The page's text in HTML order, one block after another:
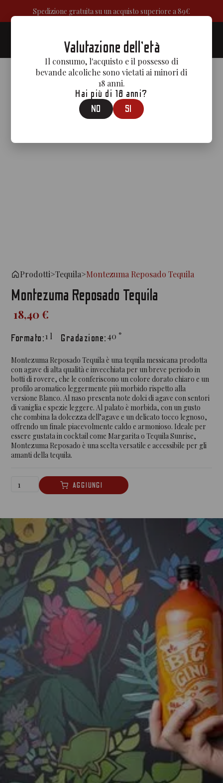
Spedizione gratuita su un acquisto superiore a 89€
Valutazione dell'età
Il consumo, l'acquisto e il possesso di
bevande alcoliche sono vietati ai minori di
18 anni.
Hai più di 18 anni?
NO
SI
Prodotti>Tequila>Montezuma Reposado Tequila
Montezuma Reposado Tequila
18,40 €
Formato:1 l Gradazione:40 °
Montezuma Reposado Tequila è una tequila messicana prodotta
con agave di alta qualità e invecchiata per un breve periodo in
botti di rovere, che le conferiscono un colore dorato chiaro e un
profilo aromatico leggermente più morbido rispetto alla
versione Blanco. Al naso presenta note dolci di agave con sentori
di vaniglia e spezie leggere. Al palato è morbida, con un gusto
che combina la dolcezza dell’agave e un delicato tocco legnoso,
offrendo un finale piacevolmente caldo e armonioso. Ideale per
essere gustata in cocktail come Margarita o Tequila Sunrise,
Montezuma Reposado è una scelta versatile e accessibile per gli
amanti della tequila.